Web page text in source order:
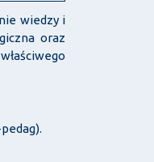
wiedzy i
oraz